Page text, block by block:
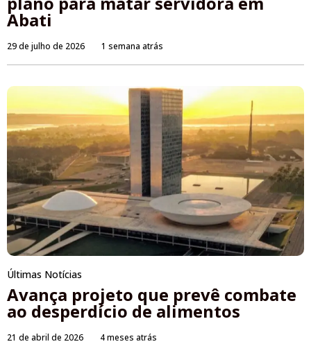
Abati
29 de julho de 2026 1 semana atrás
Últimas Notícias
Avança projeto que prevê combate
ao desperdício de alimentos
21 de abril de 2026 4 meses atrás